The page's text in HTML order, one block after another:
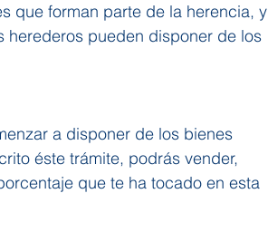
que forman parte de la herencia, y
herederos pueden disponer de los
a disponer de los bienes
éste trámite, podrás vender,
que te ha tocado en esta